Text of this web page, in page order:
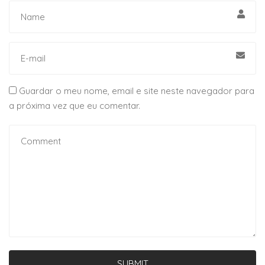
Guardar o meu nome, email e site neste navegador para
a próxima vez que eu comentar.